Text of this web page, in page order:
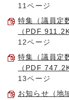
11ページ
特集（議員定
（PDF
12ページ
特集（議員定
（PDF
13ページ
お知らせ（地